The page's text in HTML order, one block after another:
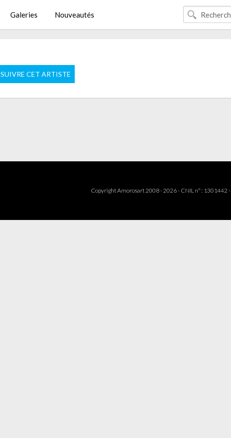
Galeries Nouveautés
SUIVRE CET ARTISTE
Copyright Amorosart 2008 - 2026 - CNIL n° : 1301442 -